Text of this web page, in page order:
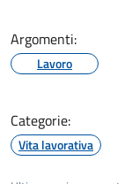
Argomenti:
Lavoro
Categorie:
Vita lavorativa